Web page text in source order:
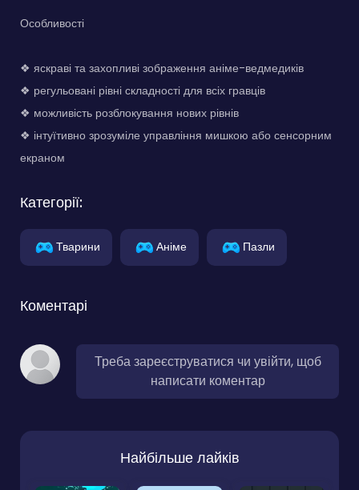
Особливості
❖ яскраві та захопливі зображення аніме-ведмедиків
❖ регульовані рівні складності для всіх гравців
❖ можливість розблокування нових рівнів
❖ інтуїтивно зрозуміле управління мишкою або сенсорним
екраном
Категорії:
Тварини Аніме Пазли
Коментарі
Треба зареєструватися чи увійти, щоб
написати коментар
Найбільше лайків